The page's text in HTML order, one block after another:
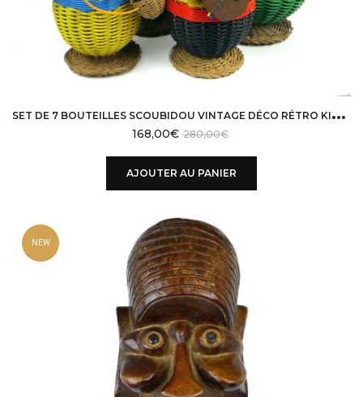
S
ET DE 7 BOUTEILLES SCOUBIDOU VINTAGE DÉCO RÉTRO KITSCH OBJETS SOUVENIR 60
280,00€
168,00€
AJOUTER AU PANIER
NEW